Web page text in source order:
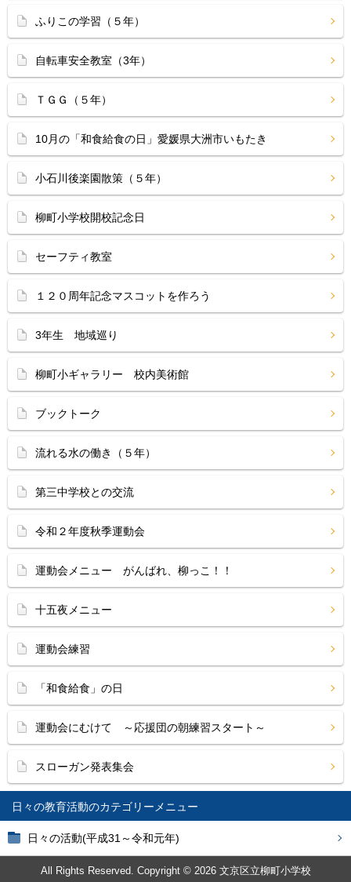
日々の教育活動
日々の活動(平成31～令和元年)
ふりこの学習（５年）
自転車安全教室（3年）
ＴＧＧ（５年）
10月の「和食給食の日」愛媛県大洲市いもたき
小石川後楽園散策（５年）
柳町小学校開校記念日
セーフティ教室
１２０周年記念マスコットを作ろう
3年生 地域巡り
柳町小ギャラリー 校内美術館
ブックトーク
流れる水の働き（５年）
第三中学校との交流
令和２年度秋季運動会
運動会メニュー がんばれ、柳っこ！！
十五夜メニュー
運動会練習
「和食給食」の日
運動会にむけて ～応援団の朝練習スタート～
スローガン発表集会
All Rights Reserved. Copyright © 2026 文京区立柳町小学校